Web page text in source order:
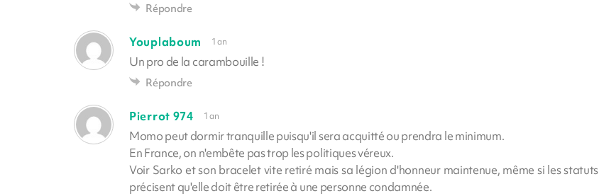
Répondre
Youplaboum 1 an
Un pro de la carambouille !
Répondre
Pierrot 974 1 an
Momo peut dormir tranquille puisqu'il sera acquitté ou prendra le minimum.
En France, on n'embête pas trop les politiques véreux.
Voir Sarko et son bracelet vite retiré mais sa légion d'honneur maintenue, même si les statuts
précisent qu'elle doit être retirée à une personne condamnée.